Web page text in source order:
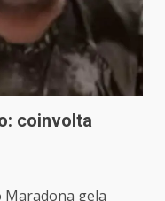
coinvolta
Maradona gela